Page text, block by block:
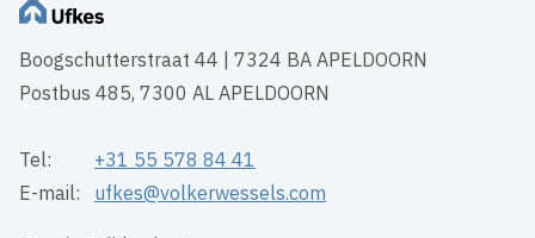
Boogschutterstraat 44 | 7324 BA APELDOORN
Postbus 485, 7300 AL APELDOORN
Tel: +31 55 578 84 41
E-mail: ufkes@volkerwessels.com